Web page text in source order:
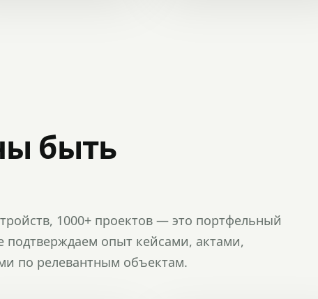
быть
1000+ проектов — это портфельный
подтверждаем опыт кейсами, актами,
по релевантным объектам.